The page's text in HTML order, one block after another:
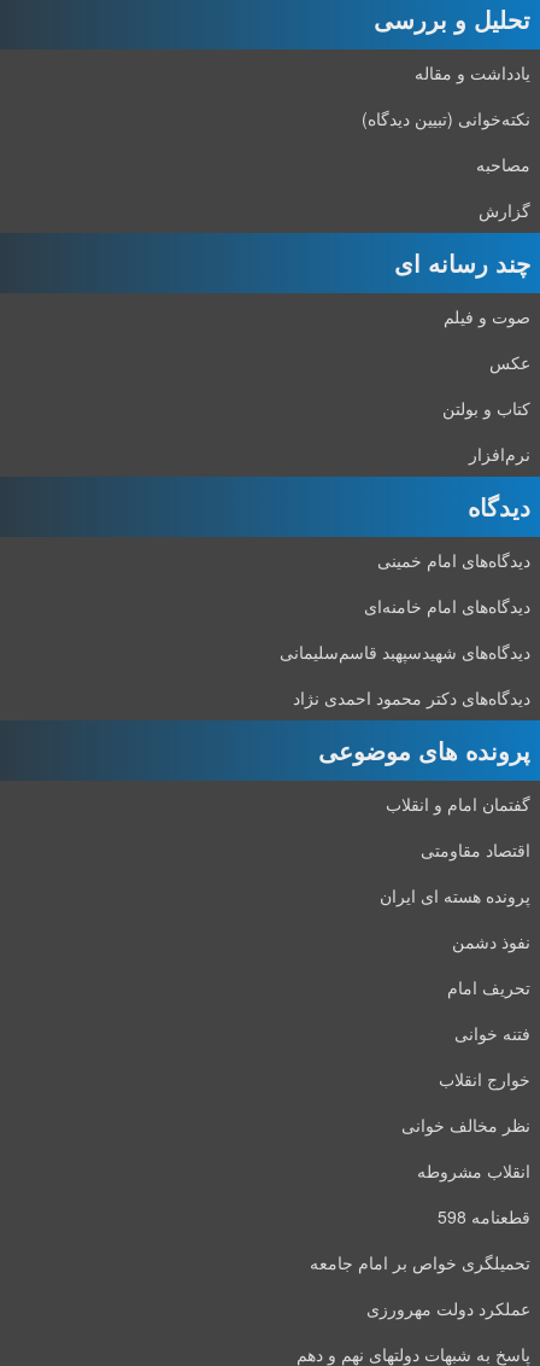
تحلیل و بررسی
یادداشت و مقاله
نکته‌خوانی (تبیین دیدگاه)
مصاحبه
گزارش
چند رسانه ای
صوت و فیلم
عکس
کتاب و بولتن
نرم‌افزار
دیدگاه‌
دیدگاه‌های امام خمینی
دیدگاه‌های امام خامنه‌ای
دیدگاه‌های شهید‌سپهبد قاسم‌سلیمانی
دیدگاه‌های دکتر محمود احمدی نژاد
پرونده های موضوعی
گفتمان امام و انقلاب
اقتصاد مقاومتی
پرونده هسته ای ایران
نفوذ دشمن
تحریف امام
فتنه خوانی
خوارج انقلاب
نظر مخالف خوانی
انقلاب مشروطه
قطعنامه 598
تحمیلگری خواص بر امام جامعه
عملکرد دولت مهرورزی
پاسخ به شبهات دولتهای نهم و دهم